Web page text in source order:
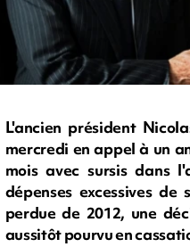
L'ancien président
mercredi en appel à un
mois avec sursis dans
dépenses excessives
perdue de 2012, une
aussitôt pourvu en